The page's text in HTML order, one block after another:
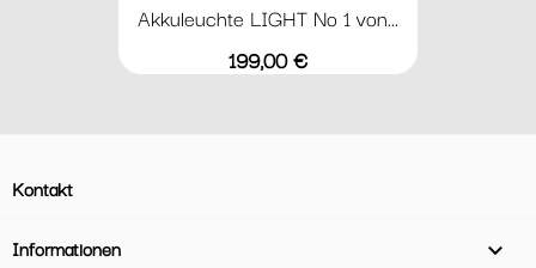
Akkuleuchte LIGHT No 1 von...
Preis
199,00 €
Kontakt
Informationen 